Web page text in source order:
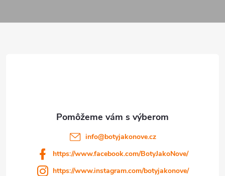
info@botyjakonove.cz
https://www.facebook.com/BotyJakoNove/
https://www.instagram.com/botyjakonove/